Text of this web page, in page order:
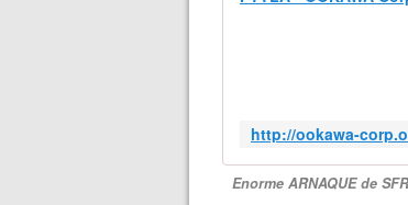
Enorme ARNAQUE de